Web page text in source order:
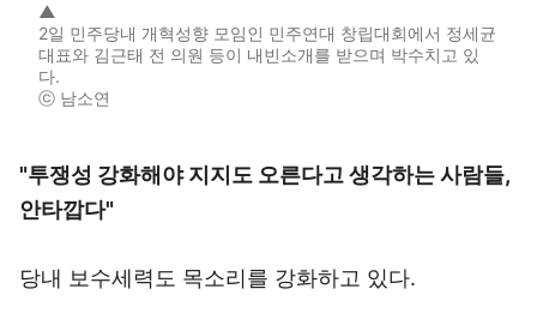
▲
2일 민주당내 개혁성향 모임인 민주연대 창립대회에서 정세균
대표와 김근태 전 의원 등이 내빈소개를 받으며 박수치고 있
다.
ⓒ 남소연
"투쟁성 강화해야 지지도 오른다고 생각하는 사람들,
안타깝다"
당내 보수세력도 목소리를 강화하고 있다.